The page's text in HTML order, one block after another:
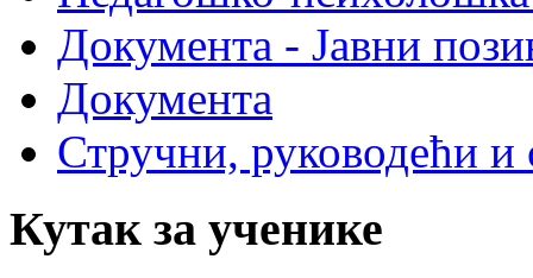
Документа - Јавни
Документа
Стручни, руководећи и
Кутак за ученике